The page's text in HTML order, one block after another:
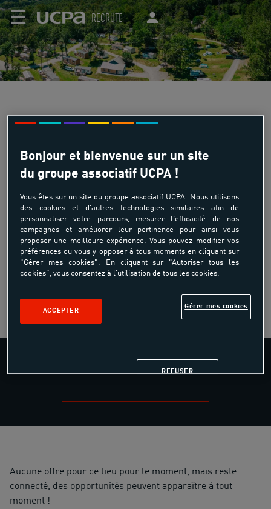
☰ RECRUTE
CAMPING LA PÈNE BLANCHE
Loudenvielle dans les Hautes-Pyrénées, et à quelques
minutes à pied du télécabine Skyvall permettant de
rejoindre la station de Peyragudes sans voiture. Il possède
une capacité d'accueil de 102 places, en mobil-homes, ou
emplacements tente et camping-car.
CAMPING LA PÈNE BLANCHE
Aucune offre pour ce lieu pour le moment, mais reste
connecté, des opportunités peuvent apparaître à tout
moment !
Bonjour et bienvenue sur un site
du groupe associatif UCPA !
Vous êtes sur un site du groupe associatif UCPA. Nous utilisons
des cookies et d'autres technologies similaires afin de
personnaliser votre parcours, mesurer l'efficacité de nos
campagnes et améliorer leur pertinence pour ainsi vous
proposer une meilleure expérience. Vous pouvez modifier vos
préférences ou vous y opposer à tous moments en cliquant sur
"Gérer mes cookies". En cliquant sur "Autoriser tous les
cookies", vous consentez à l'utilisation de tous les cookies.
Gérer mes cookies
REFUSER
ACCEPTER